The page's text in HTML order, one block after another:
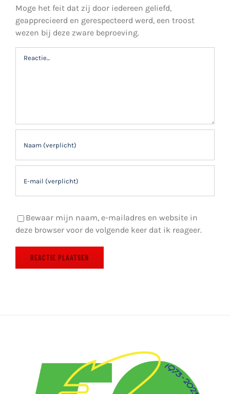
Moge het feit dat zij door iedereen geliefd,
geapprecieerd en gerespecteerd werd, een troost
wezen bij deze zware beproeving.
Bewaar mijn naam, e-mailadres en website in
deze browser voor de volgende keer dat ik reageer.